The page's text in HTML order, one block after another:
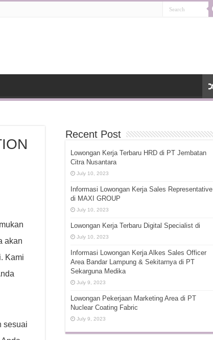
akan
Kami
sesuai
Recent Post
Lowongan Kerja Terbaru HRD di PT Jembatan
Citra Nusantara
July 10, 2023
Informasi Lowongan Kerja Sales Representative
di MAXI GROUP
July 10, 2023
Lowongan Kerja Terbaru Digital Specialist di
July 10, 2023
Informasi Lowongan Kerja Alkes Sales Officer
Area Bandar Lampung & Sekitarnya di PT
Sekarguna Medika
July 9, 2023
Lowongan Pekerjaan Marketing Area di PT
Nuclear Coating Fabric
July 9, 2023